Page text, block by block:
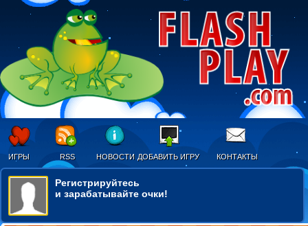
ИГРЫ RSS НОВОСТИ ДОБАВИТЬ ИГРУ КОНТАКТЫ
Регистрируйтесь
и зарабатывайте очки!